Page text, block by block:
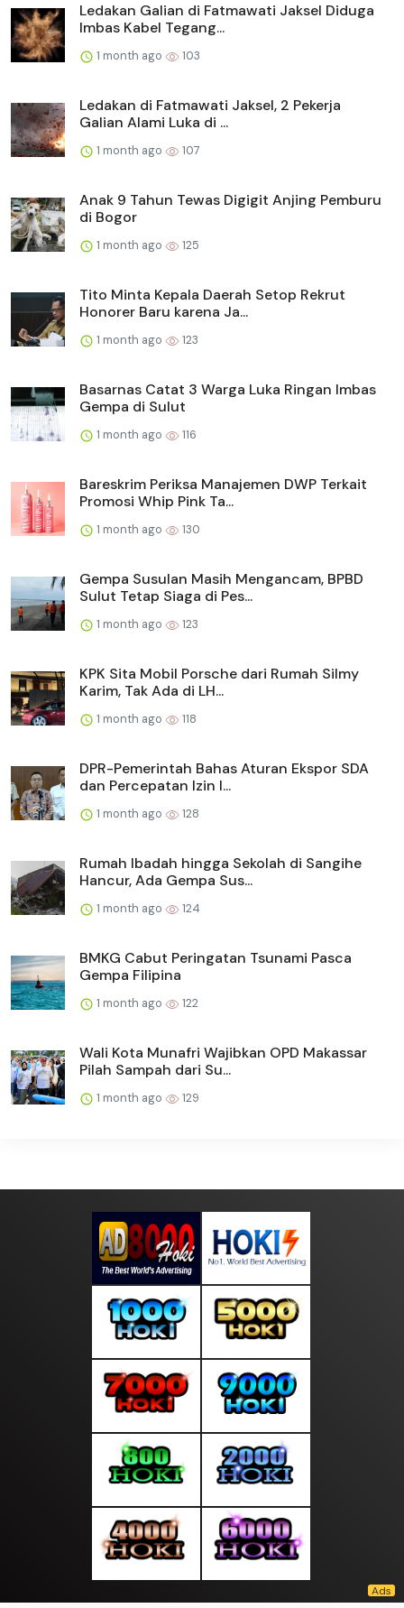
Ledakan Galian di Fatmawati Jaksel Diduga
Imbas Kabel Tegang...
1 month ago 103
Ledakan di Fatmawati Jaksel, 2 Pekerja
Galian Alami Luka di ...
1 month ago 107
Anak 9 Tahun Tewas Digigit Anjing Pemburu
di Bogor
1 month ago 125
Tito Minta Kepala Daerah Setop Rekrut
Honorer Baru karena Ja...
1 month ago 123
Basarnas Catat 3 Warga Luka Ringan Imbas
Gempa di Sulut
1 month ago 116
Bareskrim Periksa Manajemen DWP Terkait
Promosi Whip Pink Ta...
1 month ago 130
Gempa Susulan Masih Mengancam, BPBD
Sulut Tetap Siaga di Pes...
1 month ago 123
KPK Sita Mobil Porsche dari Rumah Silmy
Karim, Tak Ada di LH...
1 month ago 118
DPR-Pemerintah Bahas Aturan Ekspor SDA
dan Percepatan Izin I...
1 month ago 128
Rumah Ibadah hingga Sekolah di Sangihe
Hancur, Ada Gempa Sus...
1 month ago 124
BMKG Cabut Peringatan Tsunami Pasca
Gempa Filipina
1 month ago 122
Wali Kota Munafri Wajibkan OPD Makassar
Pilah Sampah dari Su...
1 month ago 129